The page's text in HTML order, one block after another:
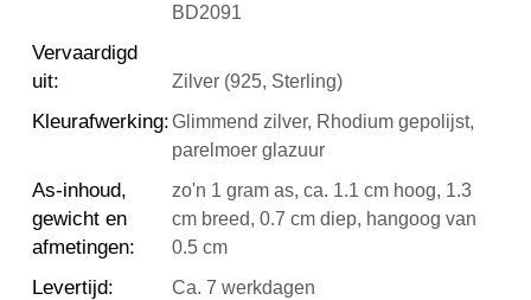
BD2091
Vervaardigd
uit: Zilver (925, Sterling)
Kleurafwerking:Glimmend zilver, Rhodium gepolijst,
parelmoer glazuur
As-inhoud,
gewicht en
afmetingen:
zo'n 1 gram as, ca. 1.1 cm hoog, 1.3
cm breed, 0.7 cm diep, hangoog van
0.5 cm
Levertijd: Ca. 7 werkdagen